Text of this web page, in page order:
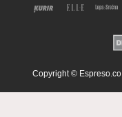
Copyright ©